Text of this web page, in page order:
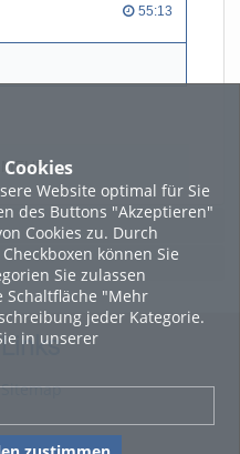
Website optimal für Sie
des Buttons "Akzeptieren"
Cookies zu. Durch
können Sie
Sie zulassen
Schaltfläche "Mehr
jeder Kategorie.
in unserer
55:13
Links
Sitemap